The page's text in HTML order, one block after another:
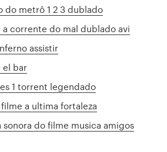
do metrô 1 2 3 dublado
a corrente do mal dublado avi
assistir
el bar
1 torrent legendado
a ultima fortaleza
sonora do filme musica amigos